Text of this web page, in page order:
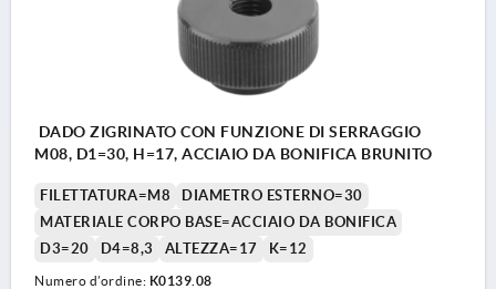
DADO ZIGRINATO CON FUNZIONE DI SERRAGGIO
M08, D1=30, H=17, ACCIAIO DA BONIFICA BRUNITO
FILETTATURA=M8
DIAMETRO ESTERNO=30
MATERIALE CORPO BASE=ACCIAIO DA BONIFICA
D3=20
D4=8,3 ALTEZZA=17 K=12
Numero d’ordine: K0139.08